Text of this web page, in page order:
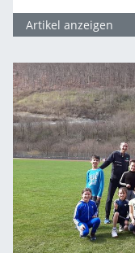
Artikel anzeigen